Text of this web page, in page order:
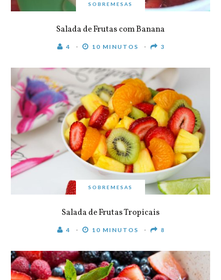
SOBREMESAS
Salada de Frutas com Banana
4 10 MINUTOS 3
SOBREMESAS
Salada de Frutas Tropicais
4 10 MINUTOS 8